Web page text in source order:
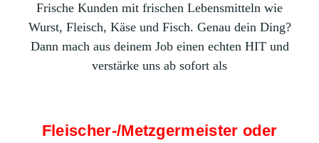
Frische Kunden mit frischen Lebensmitteln wie
Wurst, Fleisch, Käse und Fisch. Genau dein Ding?
Dann mach aus deinem Job einen echten HIT und
verstärke uns ab sofort als
Fleischer-/Metzgermeister oder